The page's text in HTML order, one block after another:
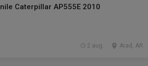
Caterpillar AP555E 2010
Arad, AR
2 aug.